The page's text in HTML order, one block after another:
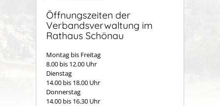
Öffnungszeiten der
Verbandsverwaltung im
Rathaus Schönau
Montag bis Freitag
8.00 bis 12.00 Uhr
Dienstag
14.00 bis 18.00 Uhr
Donnerstag
14.00 bis 16.30 Uhr